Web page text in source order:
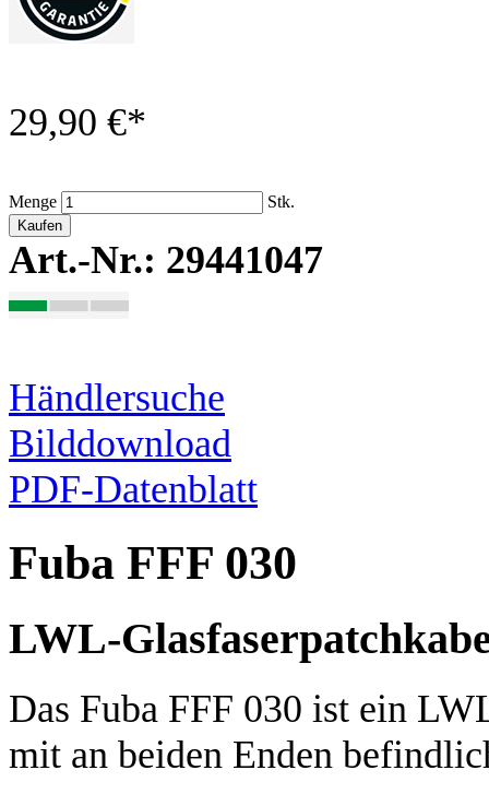
29,90 €*
Menge Stk.
Kaufen
Art.-Nr.: 29441047
Händlersuche
Bilddownload
PDF-Datenblatt
Fuba FFF 030
LWL-
Das Fuba FFF 030 ist ein
mit an beiden Enden